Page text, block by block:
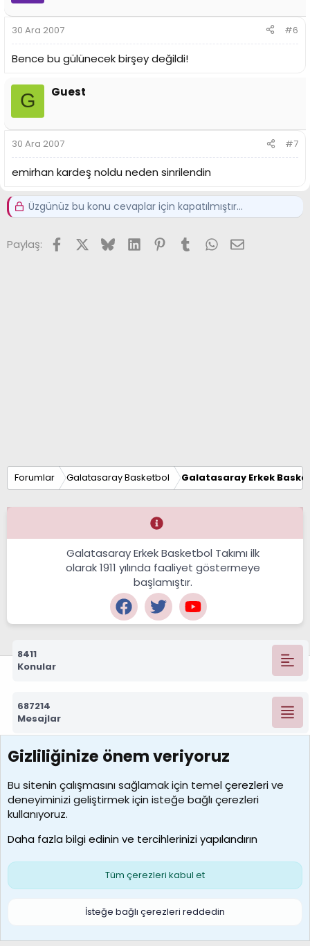
30 Ara 2007 #6
Bence bu gülünecek birşey değildi!
G Guest
30 Ara 2007 #7
emirhan kardeş noldu neden sinrilendin
Üzgünüz bu konu cevaplar için kapatılmıştır...
Paylaş: FacebookX (Twitter)
BlueskyLinkedInPinterest
TumblrWhatsApp
E-posta
Forumlar Galatasaray Basketbol Galatasaray Erkek
Galatasaray Erkek Basketbol Takımı ilk
olarak 1911 yılında faaliyet göstermeye
başlamıştır.
8411
Konular
687214
Mesajlar
7388
Kullanıcılar
borabekirogluu
Son üye
Çerezler
S
Gizliliğinize önem veriyoruz
Bu sitenin çalışmasını sağlamak için temelçerezlerive
deneyiminizi geliştirmek için isteğe bağlı çerezleri
kullanıyoruz.
Daha fazla bilgi edinin ve tercihlerinizi yapılandırın
Tüm çerezleri kabul et
İsteğe bağlı çerezleri reddedin